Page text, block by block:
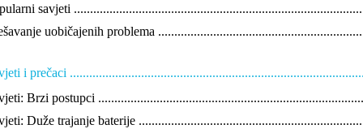
savjeti
uobičajenih problema
i prečaci
Brzi postupci
Duže trajanje baterije